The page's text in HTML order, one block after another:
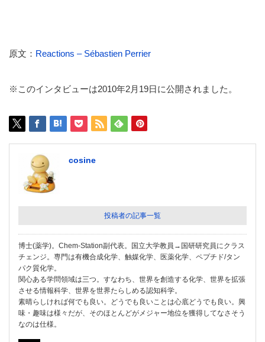
原文： Reactions – Sébastien Perrier
※このインタビューは2010年2月19日に公開されました。
cosine
投稿者の記事一覧
博士(薬学)。Chem-Station副代表。国立大学教員→国研研究員にクラス
チェンジ。専門は有機合成化学、触媒化学、医薬化学、ペプチド/タン
パク質化学。
関心ある学問領域は三つ。すなわち、世界を創造する化学、世界を拡張
させる情報科学、世界を世界たらしめる認知科学。
素晴らしければ何でも良い。どうでも良いことは心底どうでも良い。興
味・趣味は様々だが、そのほとんどがメジャー地位を獲得してなさそう
なのは仕様。